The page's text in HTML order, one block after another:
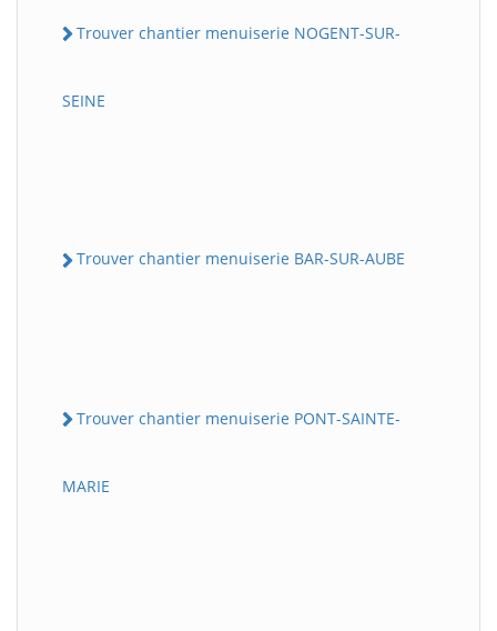
Trouver chantier menuiserie NOGENT-SUR-
SEINE
Trouver chantier menuiserie BAR-SUR-AUBE
Trouver chantier menuiserie PONT-SAINTE-
MARIE